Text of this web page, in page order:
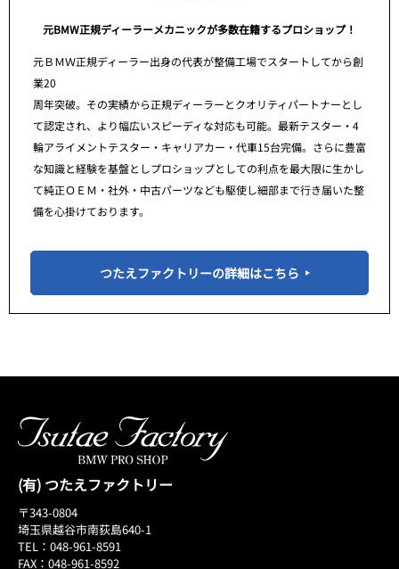
元BMW正規ディーラーメカニックが多数在籍するプロショップ！
元ＢＭＷ正規ディーラー出身の代表が整備工場でスタートしてから創
業20
周年突破。その実績から正規ディーラーとクオリティパートナーとし
て認定され、より幅広いスピーディな対応も可能。最新テスター・4
輪アライメントテスター・キャリアカー・代車15台完備。さらに豊富
な知識と経験を基盤としプロショップとしての利点を最大限に生かし
て純正ＯＥＭ・社外・中古パーツなども駆使し細部まで行き届いた整
備を心掛けております。
つたえファクトリーの詳細はこちら
(有) つたえファクトリー
〒343-0804
埼玉県越谷市南荻島640-1
TEL：048-961-8591
FAX：048-961-8592